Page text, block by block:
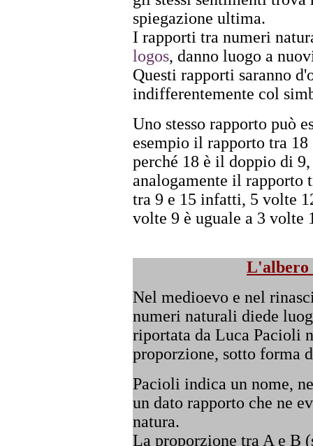
spiegazione ultima.
I rapporti tra numeri
logos, danno luogo a
Questi rapporti saranno
indifferentemente col
Uno stesso rapporto può
esempio il rapporto tra 18
perché 18 è il doppio di
analogamente il rapporto
tra 9 e 15 infatti, 5 volte
volte 9 è uguale a 3 volte
L'albero
Nel medioevo e nel
numeri naturali diede
riportata da Luca Pacioli
proporzione, sotto forma
Pacioli indica un nome,
un dato rapporto che ne
natura.
La proporzione tra A e B